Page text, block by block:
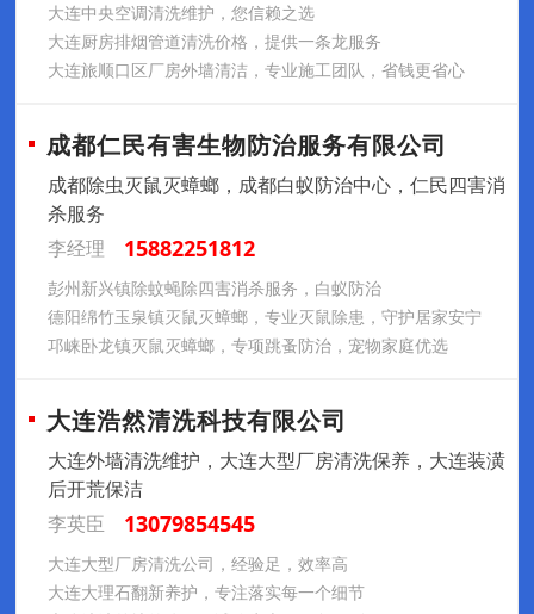
大连中央空调清洗维护，您信赖之选
大连厨房排烟管道清洗价格，提供一条龙服务
大连旅顺口区厂房外墙清洁，专业施工团队，省钱更省心
成都仁民有害生物防治服务有限公司
成都除虫灭鼠灭蟑螂，成都白蚁防治中心，仁民四害消
杀服务
李经理
15882251812
彭州新兴镇除蚊蝇除四害消杀服务，白蚁防治
德阳绵竹玉泉镇灭鼠灭蟑螂，专业灭鼠除患，守护居家安宁
邛崃卧龙镇灭鼠灭蟑螂，专项跳蚤防治，宠物家庭优选
大连浩然清洗科技有限公司
大连外墙清洗维护，大连大型厂房清洗保养，大连装潢
后开荒保洁
李英臣
13079854545
大连大型厂房清洗公司，经验足，效率高
大连大理石翻新养护，专注落实每一个细节